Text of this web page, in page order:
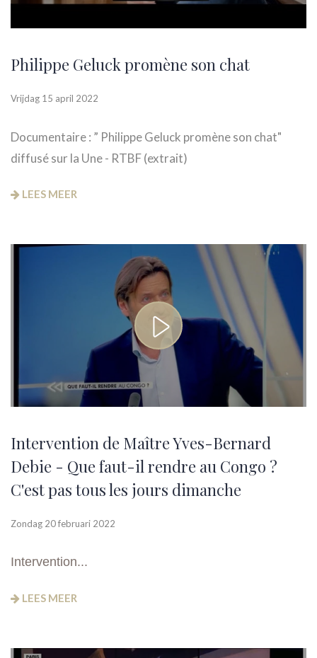
Philippe Geluck promène son chat
Vrijdag 15 april 2022
Documentaire : ” Philippe Geluck promène son chat"
diffusé sur la Une - RTBF (extrait)
LEES MEER
Intervention de Maître Yves-Bernard
Debie - Que faut-il rendre au Congo ?
C'est pas tous les jours dimanche
Zondag 20 februari 2022
Intervention...
LEES MEER